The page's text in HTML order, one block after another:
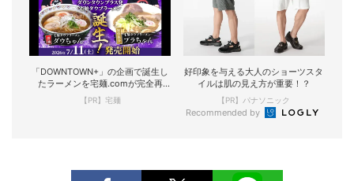
「DOWNTOWN+」の企画で誕生し
たラーメンを宅麺.comが完全再
現！
【PR】宅麺
好印象を与える大人のショーツスタ
イルは肌の見え方が重要！？
【PR】パナソニック
Recommended by